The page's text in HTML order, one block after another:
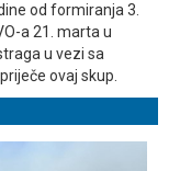
od formiranja 3.
a 21. marta u
u vezi sa
ovaj skup.